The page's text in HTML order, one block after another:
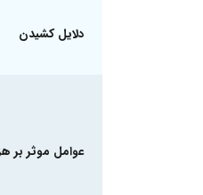
دلایل کشیدن
عوامل موثر بر